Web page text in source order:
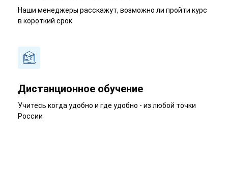
Наши менеджеры расскажут, возможно ли пройти курс
в короткий срок
Дистанционное обучение
Учитесь когда удобно и где удобно - из любой точки
России